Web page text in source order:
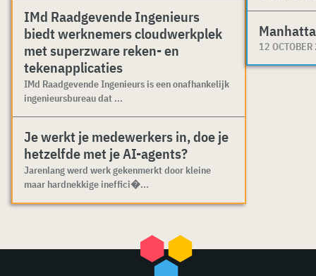
IMd Raadgevende Ingenieurs
biedt werknemers cloudwerkplek
met superzware reken- en
tekenapplicaties
IMd Raadgevende Ingenieurs is een onafhankelijk
ingenieursbureau dat ...
Je werkt je medewerkers in, doe je
hetzelfde met je AI-agents?
Jarenlang werd werk gekenmerkt door kleine
maar hardnekkige ineffici�...
12